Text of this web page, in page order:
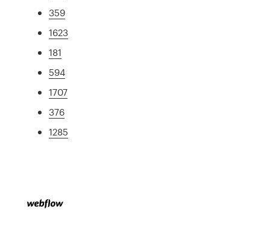
359
1623
181
594
1707
376
1285